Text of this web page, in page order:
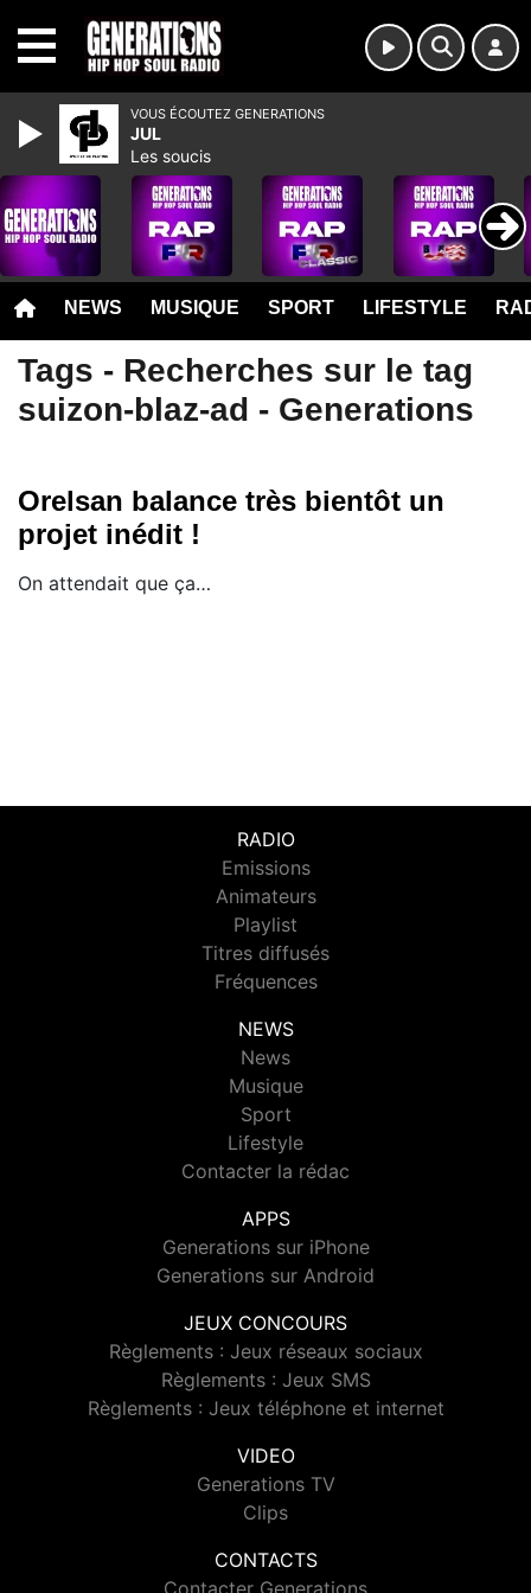
NEWS MUSIQUE SPORT LIFESTYLE
Tags - Recherches sur le tag
suizon-blaz-ad - Generations
Orelsan balance très bientôt un
projet inédit !
On attendait que ça…
RADIO
Emissions
Animateurs
Playlist
Titres diffusés
Fréquences
NEWS
News
Musique
Sport
Lifestyle
Contacter la rédac
APPS
Generations sur iPhone
Generations sur Android
JEUX CONCOURS
Règlements : Jeux réseaux sociaux
Règlements : Jeux SMS
Règlements : Jeux téléphone et internet
VIDEO
Generations TV
Clips
CONTACTS
VOUS ÉCOUTEZ GENERATIONS
JUL
Les soucis